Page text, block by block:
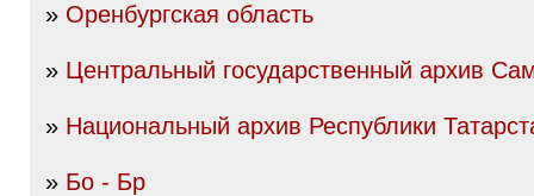
» Оренбургская область
» Центральный государственный архив
» Национальный архив Республики
» Бо - Бр